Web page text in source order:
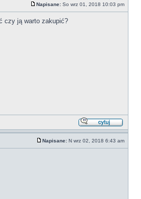
Napisane: So wrz 01, 2018 10:03 pm
czy ją warto zakupić?
Napisane: N wrz 02, 2018 6:43 am